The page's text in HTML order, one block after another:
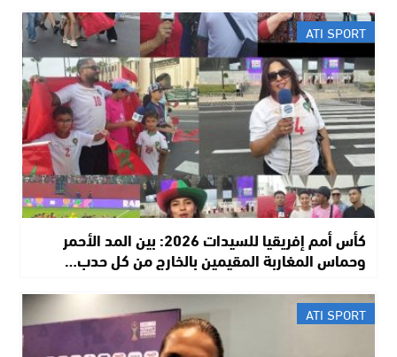
ATI SPORT
كأس أمم إفريقيا للسيدات 2026: بين المد الأحمر
وحماس المغاربة المقيمين بالخارج من كل حدب…
ATI SPORT